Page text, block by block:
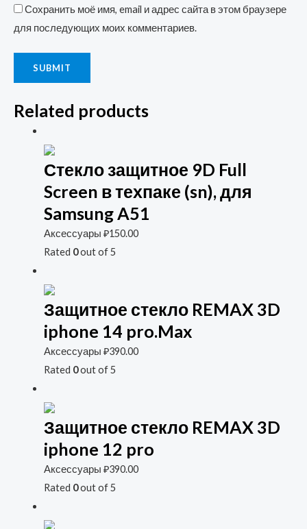
Сохранить моё имя, email и адрес сайта в этом браузере
для последующих моих комментариев.
Related products
Стекло защитное 9D Full
Screen в техпаке (sn), для
Samsung A51
Аксессуары ₽150.00
Rated 0out of 5
Защитное стекло REMAX 3D
iphone 14 pro.Max
Аксессуары ₽390.00
Rated 0out of 5
Защитное стекло REMAX 3D
iphone 12 pro
Аксессуары ₽390.00
Rated 0out of 5